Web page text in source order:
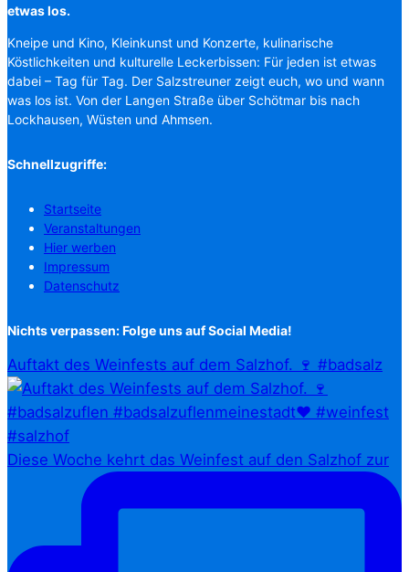
etwas los.
Kneipe und Kino, Kleinkunst und Konzerte, kulinarische
Köstlichkeiten und kulturelle Leckerbissen: Für jeden ist etwas
dabei – Tag für Tag. Der Salzstreuner zeigt euch, wo und wann
was los ist. Von der Langen Straße über Schötmar bis nach
Lockhausen, Wüsten und Ahmsen.
Schnellzugriffe:
Startseite
Veranstaltungen
Hier werben
Impressum
Datenschutz
Nichts verpassen: Folge uns auf Social Media!
Auftakt des Weinfests auf dem Salzhof. 🍷 #badsalz
Diese Woche kehrt das Weinfest auf den Salzhof zur